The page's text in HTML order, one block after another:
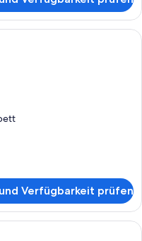
Zimmer mit Etagenbetten,
Verfügbarkeit prüfen
Zimmer mit Etagenbetten,